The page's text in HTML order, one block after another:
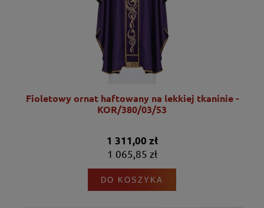
Fioletowy ornat haftowany na lekkiej tkaninie -
KOR/380/03/53
1 311,00 zł
1 065,85 zł
DO KOSZYKA